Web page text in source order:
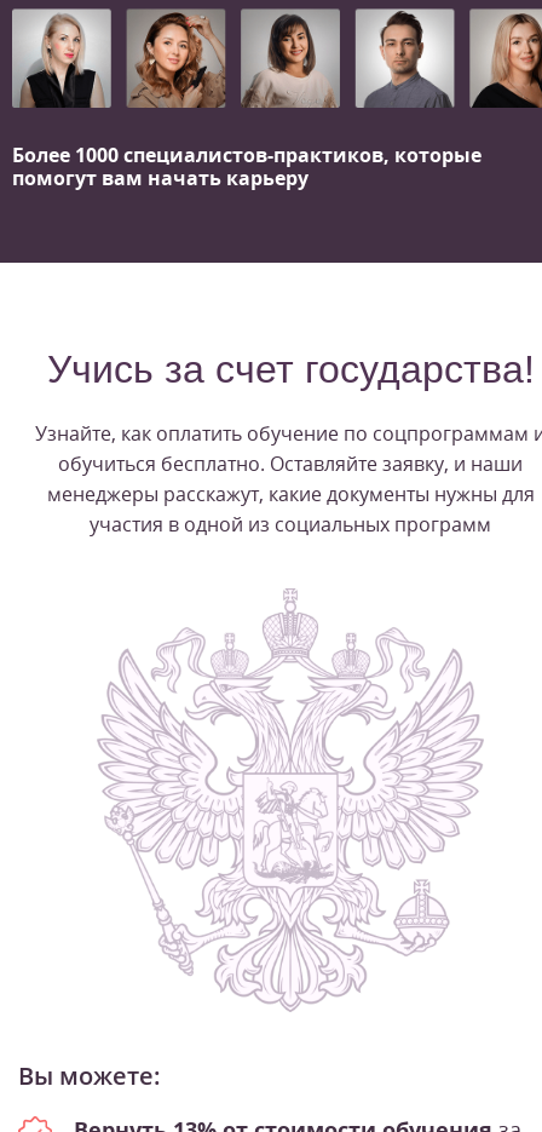
Более 1000 специалистов-практиков, которые
помогут вам начать карьеру
Учись за счет государства!
Узнайте, как оплатить обучение по соцпрограммам
обучиться бесплатно. Оставляйте заявку, и наши
менеджеры расскажут, какие документы нужны для
участия в одной из социальных программ
Вы можете: